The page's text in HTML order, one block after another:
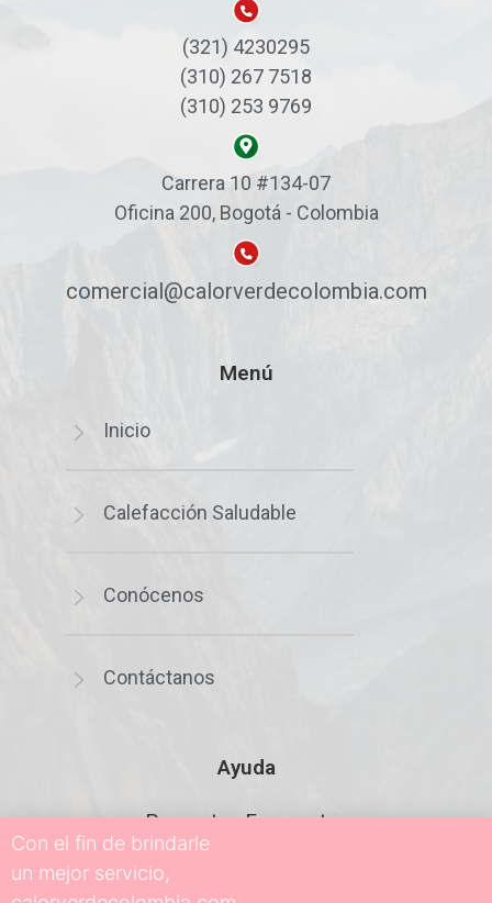
(321) 4230295
(310) 267 7518
(310) 253 9769
Carrera 10 #134-07
Oficina 200, Bogotá - Colombia
comercial@calorverdecolombia.com
Menú
Inicio
Calefacción Saludable
Conócenos
Contáctanos
Ayuda
Preguntas Frecuentes
Con el fin de brindarle
un mejor servicio,